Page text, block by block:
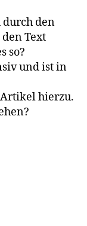
durch den
Text
so?
und ist in
hierzu.